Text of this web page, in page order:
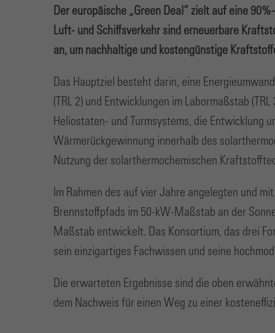
Der europäische „Green Deal“ zielt auf eine
Luft- und Schiffsverkehr sind erneuerbare
an, um nachhaltige und kostengünstige
Das Hauptziel besteht darin, eine
(TRL 2) und Entwicklungen im Labormaßstab
Heliostaten- und Turmsystems, die Entwicklung
Wärmerückgewinnung innerhalb des
Nutzung der solarthermochemischen
Im Rahmen des auf vier Jahre angelegten und
Brennstoffpfads im 50-kW-Maßstab an der
Maßstab entwickelt. Das Konsortium, das drei
sein einzigartiges Fachwissen und seine
Die erwarteten Ergebnisse sind die oben
dem Nachweis für einen Weg zu einer